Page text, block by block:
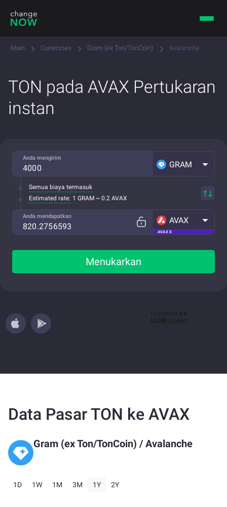
Main Currencies Gram (ex Ton/TonCoin) Avalanche
TON pada AVAX Pertukaran
instan
Anda mengirim
GRAM
Semua biaya termasuk
Estimated rate: 1 GRAM ~ 0.2 AVAX
Anda mendapatkan
AVAX X
AVAX
Menukarkan
Data Pasar TON ke AVAX
Gram (ex Ton/TonCoin) / Avalanche
1D 1W 1M 3M 1Y 2Y